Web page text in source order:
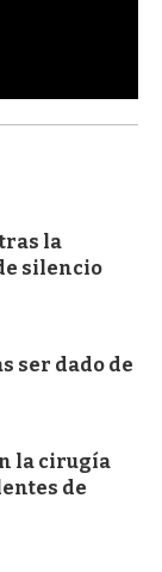
la
silencio
ser dado de
la cirugía
de